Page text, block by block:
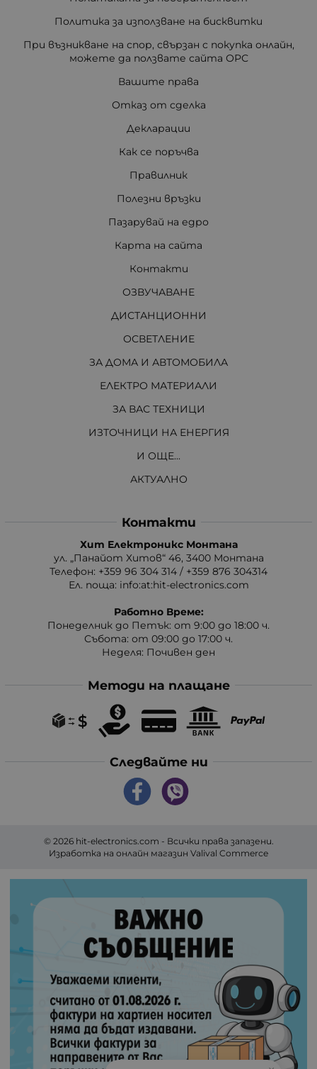
Политика за използване на бисквитки
При възникване на спор, свързан с покупка онлайн,
можете да ползвате сайта ОРС
Вашите права
Отказ от сделка
Декларации
Как се поръчва
Правилник
Полезни връзки
Пазарувай на едро
Карта на сайта
Контакти
ОЗВУЧАВАНЕ
ДИСТАНЦИОННИ
ОСВЕТЛЕНИЕ
ЗА ДОМА И АВТОМОБИЛА
ЕЛЕКТРО МАТЕРИАЛИ
ЗА ВАС ТЕХНИЦИ
ИЗТОЧНИЦИ НА ЕНЕРГИЯ
И ОЩЕ...
АКТУАЛНО
Контакти
Хит Електроникс Монтана
ул. „Панайот Хитов“ 46, 3400 Монтана
Телефон: +359 96 304 314 / +359 876 304314
Ел. поща: info:at:hit-electronics.com
Работно Време:
Понеделник до Петък: от 9:00 до 18:00 ч.
Събота: от 09:00 до 17:00 ч.
Неделя: Почивен ден
Методи на плащане
Следвайте ни
© 2026 hit-electronics.com - Всички права запазени.
Изработка на онлайн магазин Valival Commerce